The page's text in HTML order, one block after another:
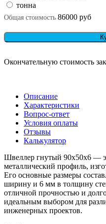
тонна
Общая стоимость 86000 руб
Окончательную стоимость
Описание
Характеристики
Вопрос-ответ
Условия оплаты
Отзывы
Калькулятор
Швеллер гнутый 90х50х6 —
металлический профиль,
Его основные размеры
ширину и 6 мм в толщину
отличной прочностью и
идеальным выбором для
инженерных проектов.